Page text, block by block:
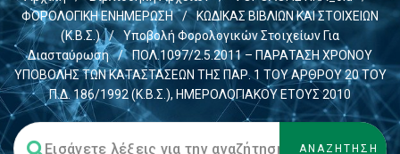
ΦΟΡΟΛΟΓΙΚΗ ΕΝΗΜΕΡΩΣΗ
/
ΚΩΔΙΚΑΣ ΒΙΒΛΙΩΝ ΚΑΙ ΣΤΟΙΧΕΙΩΝ
(Κ.Β.Σ.)
/
Υποβολή Φορολογικών Στοιχείων Για
Διασταύρωση
/
ΠΟΛ.1097/2.5.2011 – ΠΑΡΑΤΑΣΗ ΧΡΟΝΟΥ
ΥΠΟΒΟΛΗΣ ΤΩΝ ΚΑΤΑΣΤΑΣΕΩΝ ΤΗΣ ΠΑΡ. 1 ΤΟΥ ΑΡΘΡΟΥ 20 ΤΟΥ
Π.Δ. 186/1992 (Κ.Β.Σ.), ΗΜΕΡΟΛΟΓΙΑΚΟΥ ΕΤΟΥΣ 2010